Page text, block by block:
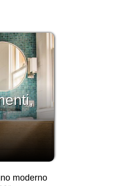
moderno